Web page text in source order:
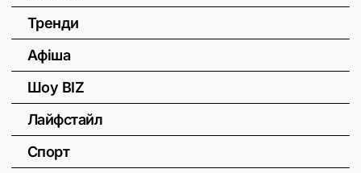
Тренди
Афіша
Шоу BIZ
Лайфстайл
Спорт